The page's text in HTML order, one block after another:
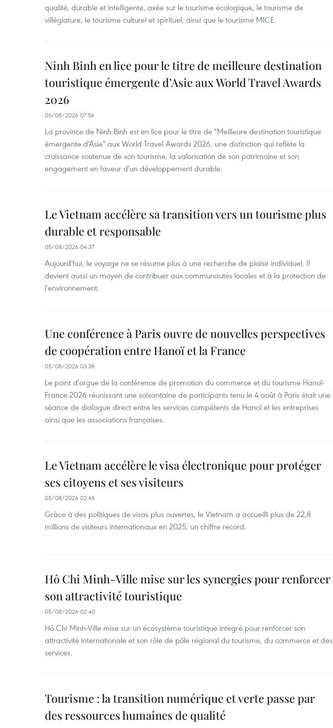
qualité, durable et intelligente, axée sur le tourisme écologique, le tourisme de
villégiature, le tourisme culturel et spirituel, ainsi que le tourisme MICE.
Ninh Binh en lice pour le titre de meilleure destination
touristique émergente d’Asie aux World Travel Awards
2026
05/08/2026 07:56
La province de Ninh Binh est en lice pour le titre de "Meilleure destination touristique
émergente d'Asie" aux World Travel Awards 2026, une distinction qui reflète la
croissance soutenue de son tourisme, la valorisation de son patrimoine et son
engagement en faveur d'un développement durable.
Le Vietnam accélère sa transition vers un tourisme plus
durable et responsable
05/08/2026 04:37
Aujourd'hui, le voyage ne se résume plus à une recherche de plaisir individuel. Il
devient aussi un moyen de contribuer aux communautés locales et à la protection de
l'environnement.
Une conférence à Paris ouvre de nouvelles perspectives
de coopération entre Hanoï et la France
05/08/2026 03:38
Le point d'orgue de la conférence de promotion du commerce et du tourisme Hanoï-
France 2026 réunissant une soixantaine de participants tenu le 4 août à Paris était une
séance de dialogue direct entre les services compétents de Hanoï et les entreprises
ainsi que les associations françaises.
Le Vietnam accélère le visa électronique pour protéger
ses citoyens et ses visiteurs
05/08/2026 02:45
Grâce à des politiques de visas plus ouvertes, le Vietnam a accueilli plus de 22,8
millions de visiteurs internationaux en 2025, un chiffre record.
Hô Chi Minh-Ville mise sur les synergies pour renforcer
son attractivité touristique
05/08/2026 02:40
Hô Chi Minh-Ville mise sur un écosystème touristique intégré pour renforcer son
attractivité internationale et son rôle de pôle régional du tourisme, du commerce et des
services.
Tourisme : la transition numérique et verte passe par
des ressources humaines de qualité